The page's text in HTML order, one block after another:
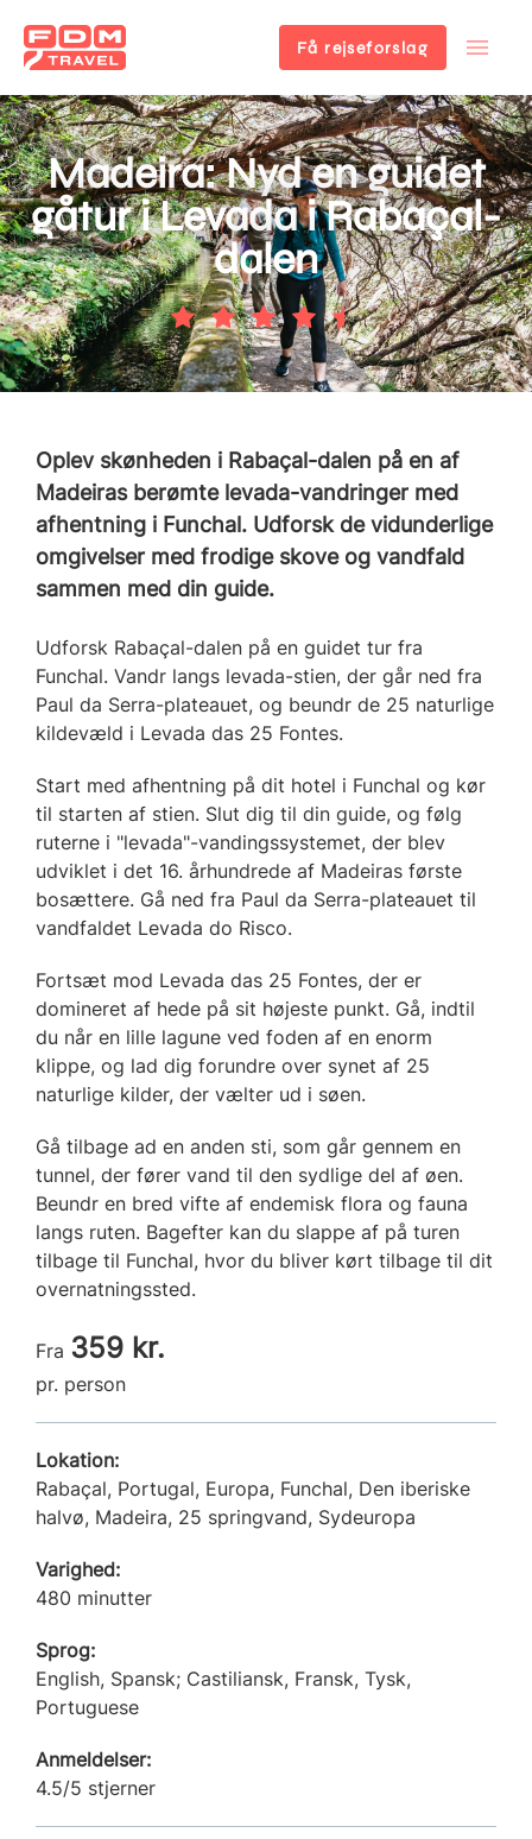
Gå
til
hovedindhold
Få rejseforslag
Madeira: Nyd en guidet
gåtur i Levada i Rabaçal-
dalen
Oplev skønheden i Rabaçal-dalen på en af
Madeiras berømte levada-vandringer med
afhentning i Funchal. Udforsk de vidunderlige
omgivelser med frodige skove og vandfald
sammen med din guide.
Udforsk Rabaçal-dalen på en guidet tur fra
Funchal. Vandr langs levada-stien, der går ned fra
Paul da Serra-plateauet, og beundr de 25 naturlige
kildevæld i Levada das 25 Fontes.
Start med afhentning på dit hotel i Funchal og kør
til starten af stien. Slut dig til din guide, og følg
ruterne i "levada"-vandingssystemet, der blev
udviklet i det 16. århundrede af Madeiras første
bosættere. Gå ned fra Paul da Serra-plateauet til
vandfaldet Levada do Risco.
Fortsæt mod Levada das 25 Fontes, der er
domineret af hede på sit højeste punkt. Gå, indtil
du når en lille lagune ved foden af en enorm
klippe, og lad dig forundre over synet af 25
naturlige kilder, der vælter ud i søen.
Gå tilbage ad en anden sti, som går gennem en
tunnel, der fører vand til den sydlige del af øen.
Beundr en bred vifte af endemisk flora og fauna
langs ruten. Bagefter kan du slappe af på turen
tilbage til Funchal, hvor du bliver kørt tilbage til dit
overnatningssted.
Fra 359 kr.
pr. person
Lokation:
Rabaçal, Portugal, Europa, Funchal, Den iberiske
halvø, Madeira, 25 springvand, Sydeuropa
Varighed:
480 minutter
Sprog:
English, Spansk; Castiliansk, Fransk, Tysk,
Portuguese
Anmeldelser:
4.5/5 stjerner